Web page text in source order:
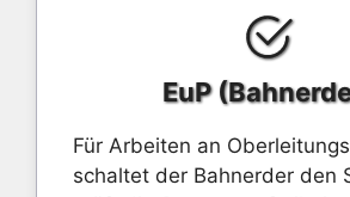
EuP
Für Arbeiten an
schaltet der Bahnerder den